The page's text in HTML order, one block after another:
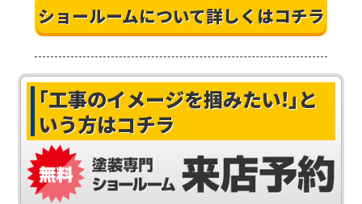
ショールームについて詳しくはコチラ
｢工事のイメージを掴みたい!｣と
いう方はコチラ